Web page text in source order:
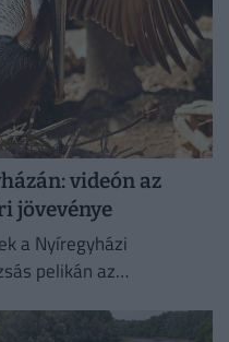
videón az
jövevénye
a Nyíregyházi
pelikán az